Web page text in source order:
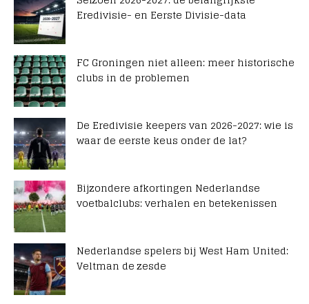
Eredivisie- en Eerste Divisie-data
FC Groningen niet alleen: meer historische
clubs in de problemen
De Eredivisie keepers van 2026-2027: wie is
waar de eerste keus onder de lat?
Bijzondere afkortingen Nederlandse
voetbalclubs: verhalen en betekenissen
Nederlandse spelers bij West Ham United:
Veltman de zesde